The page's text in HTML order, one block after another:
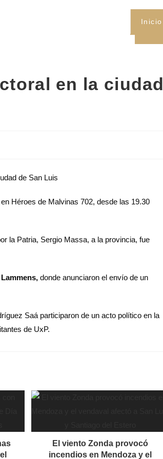
Inicio
en la ciudad
Héroes de Malvinas 702, desde las 19.30
la Patria, Sergio Massa, a la provincia, fue
donde anunciaron el envío de un
Saá participaron de un acto político en la
de UxP.
El viento Zonda provocó
incendios en Mendoza y el